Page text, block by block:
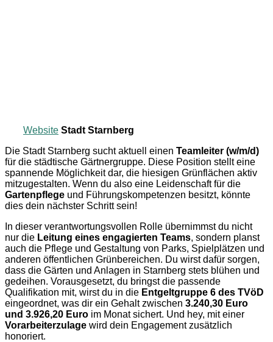
Website Stadt Starnberg
Die Stadt Starnberg sucht aktuell einen Teamleiter (w/m/d)
für die städtische Gärtnergruppe. Diese Position stellt eine
spannende Möglichkeit dar, die hiesigen Grünflächen aktiv
mitzugestalten. Wenn du also eine Leidenschaft für die
Gartenpflege und Führungskompetenzen besitzt, könnte
dies dein nächster Schritt sein!
In dieser verantwortungsvollen Rolle übernimmst du nicht
nur die Leitung eines engagierten Teams, sondern planst
auch die Pflege und Gestaltung von Parks, Spielplätzen und
anderen öffentlichen Grünbereichen. Du wirst dafür sorgen,
dass die Gärten und Anlagen in Starnberg stets blühen und
gedeihen. Vorausgesetzt, du bringst die passende
Qualifikation mit, wirst du in die Entgeltgruppe 6 des TVöD
eingeordnet, was dir ein Gehalt zwischen 3.240,30 Euro
und 3.926,20 Euro im Monat sichert. Und hey, mit einer
Vorarbeiterzulage wird dein Engagement zusätzlich
honoriert.